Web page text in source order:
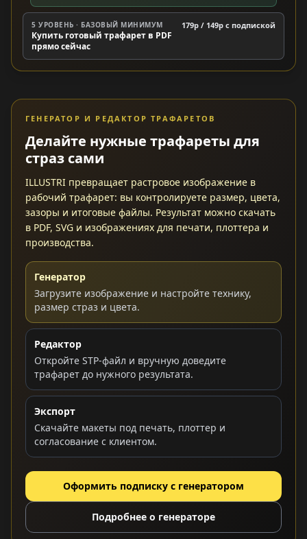
5 УРОВЕНЬ · БАЗОВЫЙ МИНИМУМ
Купить готовый трафарет в PDF
прямо сейчас
179р / 149р c подпиской
ГЕНЕРАТОР И РЕДАКТОР ТРАФАРЕТОВ
Делайте нужные трафареты для
страз сами
ILLUSTRI превращает растровое изображение в
рабочий трафарет: вы контролируете размер, цвета,
зазоры и итоговые файлы. Результат можно скачать
в PDF, SVG и изображениях для печати, плоттера и
производства.
Генератор
Загрузите изображение и настройте технику,
размер страз и цвета.
Редактор
Откройте STP-файл и вручную доведите
трафарет до нужного результата.
Экспорт
Скачайте макеты под печать, плоттер и
согласование с клиентом.
Оформить подписку с генератором
Подробнее о генераторе